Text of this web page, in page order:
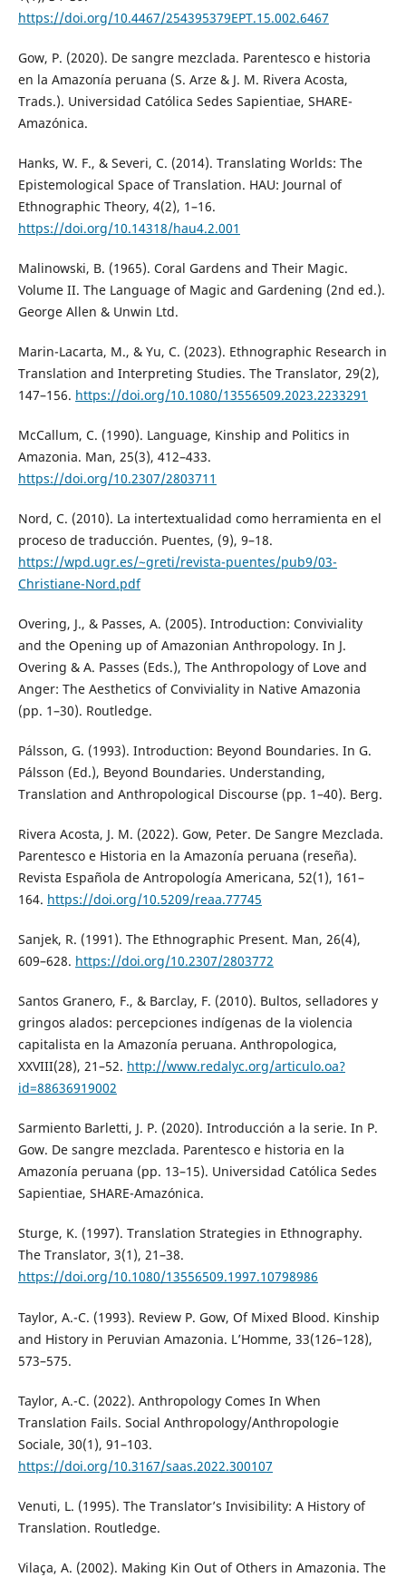
https://doi.org/10.4467/254395379EPT.15.002.6467
Gow, P. (2020). De sangre mezclada. Parentesco e historia
en la Amazonía peruana (S. Arze & J. M. Rivera Acosta,
Trads.). Universidad Católica Sedes Sapientiae, SHARE-
Amazónica.
Hanks, W. F., & Severi, C. (2014). Translating Worlds: The
Epistemological Space of Translation. HAU: Journal of
Ethnographic Theory, 4(2), 1–16.
https://doi.org/10.14318/hau4.2.001
Malinowski, B. (1965). Coral Gardens and Their Magic.
Volume II. The Language of Magic and Gardening (2nd ed.).
George Allen & Unwin Ltd.
Marin-Lacarta, M., & Yu, C. (2023). Ethnographic Research in
Translation and Interpreting Studies. The Translator, 29(2),
147–156. https://doi.org/10.1080/13556509.2023.2233291
McCallum, C. (1990). Language, Kinship and Politics in
Amazonia. Man, 25(3), 412–433.
https://doi.org/10.2307/2803711
Nord, C. (2010). La intertextualidad como herramienta en el
proceso de traducción. Puentes, (9), 9–18.
https://wpd.ugr.es/~greti/revista-puentes/pub9/03-
Christiane-Nord.pdf
Overing, J., & Passes, A. (2005). Introduction: Conviviality
and the Opening up of Amazonian Anthropology. In J.
Overing & A. Passes (Eds.), The Anthropology of Love and
Anger: The Aesthetics of Conviviality in Native Amazonia
(pp. 1–30). Routledge.
Pálsson, G. (1993). Introduction: Beyond Boundaries. In G.
Pálsson (Ed.), Beyond Boundaries. Understanding,
Translation and Anthropological Discourse (pp. 1–40). Berg.
Rivera Acosta, J. M. (2022). Gow, Peter. De Sangre Mezclada.
Parentesco e Historia en la Amazonía peruana (reseña).
Revista Española de Antropología Americana, 52(1), 161–
164. https://doi.org/10.5209/reaa.77745
Sanjek, R. (1991). The Ethnographic Present. Man, 26(4),
609–628. https://doi.org/10.2307/2803772
Santos Granero, F., & Barclay, F. (2010). Bultos, selladores y
gringos alados: percepciones indígenas de la violencia
capitalista en la Amazonía peruana. Anthropologica,
XXVIII(28), 21–52. http://www.redalyc.org/articulo.oa?
id=88636919002
Sarmiento Barletti, J. P. (2020). Introducción a la serie. In P.
Gow. De sangre mezclada. Parentesco e historia en la
Amazonía peruana (pp. 13–15). Universidad Católica Sedes
Sapientiae, SHARE-Amazónica.
Sturge, K. (1997). Translation Strategies in Ethnography.
The Translator, 3(1), 21–38.
https://doi.org/10.1080/13556509.1997.10798986
Taylor, A.-C. (1993). Review P. Gow, Of Mixed Blood. Kinship
and History in Peruvian Amazonia. L’Homme, 33(126–128),
573–575.
Taylor, A.-C. (2022). Anthropology Comes In When
Translation Fails. Social Anthropology/Anthropologie
Sociale, 30(1), 91–103.
https://doi.org/10.3167/saas.2022.300107
Venuti, L. (1995). The Translator’s Invisibility: A History of
Translation. Routledge.
Vilaça, A. (2002). Making Kin Out of Others in Amazonia. The